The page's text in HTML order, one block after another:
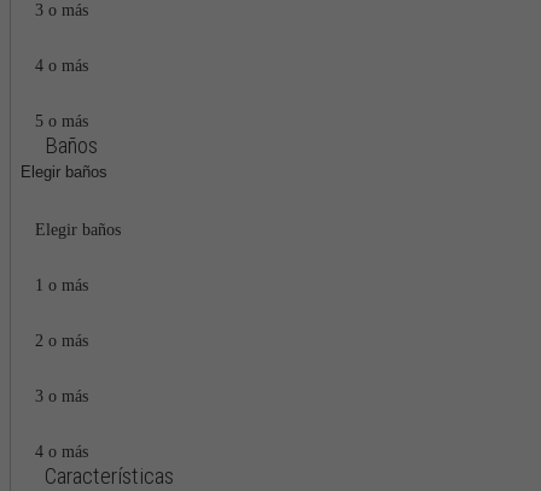
3 o más
4 o más
5 o más
Baños
Elegir baños
Elegir baños
1 o más
2 o más
3 o más
4 o más
Características